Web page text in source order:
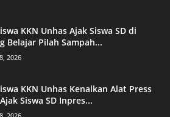
KKN Unhas Ajak Siswa SD di
Belajar Pilah Sampah...
2026
KKN Unhas Kenalkan Alat Press
Siswa SD Inpres...